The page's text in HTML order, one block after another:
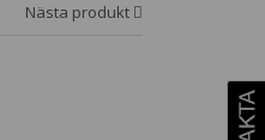
Nästa produkt